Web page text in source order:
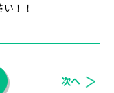
！！
次へ